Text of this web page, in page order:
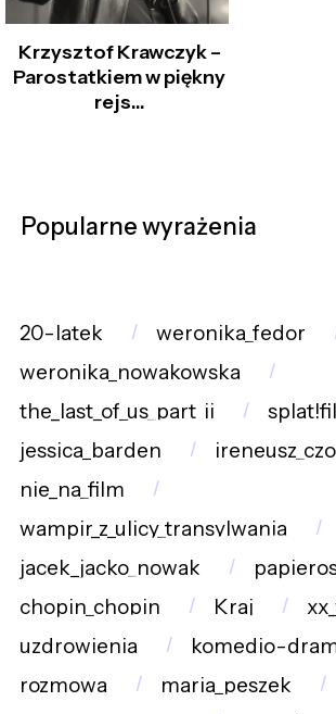
Krzysztof Krawczyk –
Parostatkiem w piękny
rejs…
Popularne wyrażenia
20-latek
weronika_fedor
weronika_nowakowska
the_last_of_us_part_ii
jessica_barden
nie_na_film
wampir_z_ulicy_transylwania
jacek_jacko_nowak
chopin_chopin
Kraj
uzdrowienia
komedio-
rozmowa
maria_peszek